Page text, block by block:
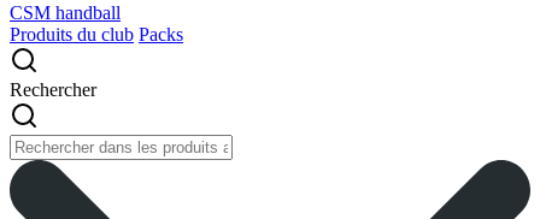
CSM handball
Produits du club Packs
Rechercher